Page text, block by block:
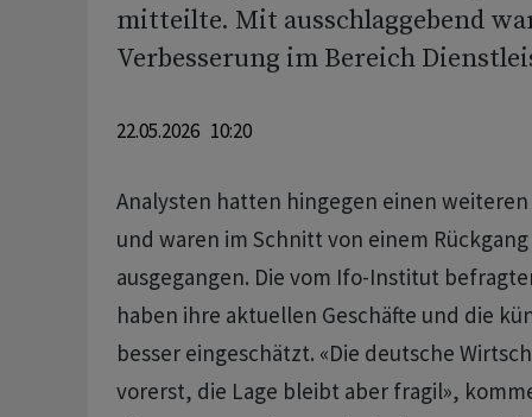
mitteilte. Mit ausschlaggebend
Verbesserung im Bereich
22.05.2026 10:20
Analysten hatten hingegen einen
und waren im Schnitt von einem
ausgegangen. Die vom Ifo-Institut
haben ihre aktuellen Geschäfte und die
besser eingeschätzt. «Die deutsche
vorerst, die Lage bleibt aber fragil»,